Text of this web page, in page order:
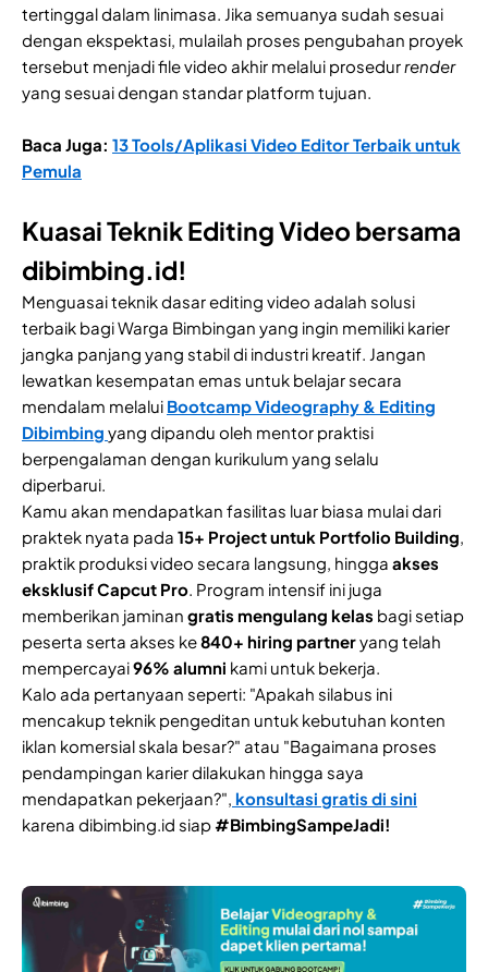
tertinggal dalam linimasa. Jika semuanya sudah sesuai
dengan ekspektasi, mulailah proses pengubahan proyek
tersebut menjadi file video akhir melalui prosedurrender
yang sesuai dengan standar platform tujuan.
Baca Juga: 13 Tools/Aplikasi Video Editor Terbaik untuk
Pemula
Kuasai Teknik Editing Video bersama
dibimbing.id!
Menguasai teknik dasar editing video adalah solusi
terbaik bagi Warga Bimbingan yang ingin memiliki karier
jangka panjang yang stabil di industri kreatif. Jangan
lewatkan kesempatan emas untuk belajar secara
mendalam melalui Bootcamp Videography & Editing
Dibimbing yang dipandu oleh mentor praktisi
berpengalaman dengan kurikulum yang selalu
diperbarui.
Kamu akan mendapatkan fasilitas luar biasa mulai dari
praktek nyata pada 15+ Project untuk Portfolio Building,
praktik produksi video secara langsung, hingga akses
eksklusif Capcut Pro. Program intensif ini juga
memberikan jaminan gratis mengulang kelas bagi setiap
peserta serta akses ke840+ hiring partneryang telah
mempercayai96% alumni kami untuk bekerja.
Kalo ada pertanyaan seperti: "Apakah silabus ini
mencakup teknik pengeditan untuk kebutuhan konten
iklan komersial skala besar?" atau "Bagaimana proses
pendampingan karier dilakukan hingga saya
mendapatkan pekerjaan?", konsultasi gratis di sini
karena dibimbing.id siap #BimbingSampeJadi!